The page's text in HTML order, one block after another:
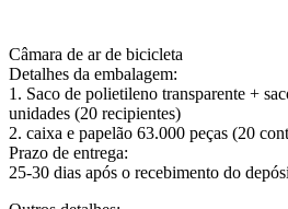
Câmara de ar de bicicleta
Detalhes da embalagem:
1. Saco de polietileno transparente +
unidades (20 recipientes)
2. caixa e papelão 63.000 peças (20
Prazo de entrega:
25-30 dias após o recebimento do